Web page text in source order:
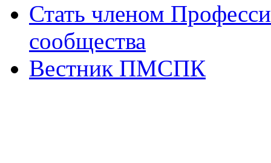
Стать членом
сообщества
Вестник ПМСПК